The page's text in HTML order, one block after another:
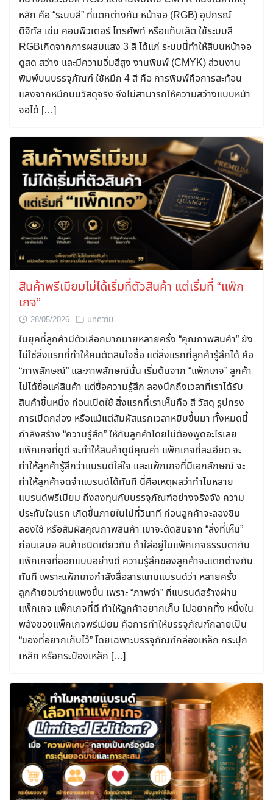
หลัก คือ “ระบบสี” ที่แตกต่างกัน หน้าจอ (RGB) อุปกรณ์
ดิจิทัล เช่น คอมพิวเตอร์ โทรศัพท์ หรือแท็บเล็ต ใช้ระบบสี
RGBเกิดจากการผสมแสง 3 สี ได้แก่ ระบบนี้ทำให้สีบนหน้าจอ
ดูสด สว่าง และมีความอิ่มสีสูง งานพิมพ์ (CMYK) ส่วนงาน
พิมพ์บนบรรจุภัณฑ์ ใช้หมึก 4 สี คือ การพิมพ์คือการสะท้อน
แสงจากหมึกบนวัสดุจริง จึงไม่สามารถให้ความสว่างแบบหน้า
จอได้ […]
สินค้าพรีเมียมไม่ได้เริ่มที่ตัวสินค้า แต่เริ่มที่ “แพ็ก
เกจ”
28/05/2026 บทความ
ในยุคที่ลูกค้ามีตัวเลือกมากมายหลายครั้ง “คุณภาพสินค้า” ยัง
ไม่ใช่สิ่งแรกที่ทำให้คนตัดสินใจซื้อ แต่สิ่งแรกที่ลูกค้ารู้สึกได้ คือ
“ภาพลักษณ์” และภาพลักษณ์นั้น เริ่มต้นจาก “แพ็กเกจ” ลูกค้า
ไม่ได้ซื้อแค่สินค้า แต่ซื้อความรู้สึก ลองนึกถึงเวลาที่เราได้รับ
สินค้าชิ้นหนึ่ง ก่อนเปิดใช้ สิ่งแรกที่เราเห็นคือ สี วัสดุ รูปทรง
การเปิดกล่อง หรือแม้แต่สัมผัสแรกเวลาหยิบขึ้นมา ทั้งหมดนี้
กำลังสร้าง “ความรู้สึก” ให้กับลูกค้าโดยไม่ต้องพูดอะไรเลย
แพ็กเกจที่ดูดี จะทำให้สินค้าดูมีคุณค่า แพ็กเกจที่ละเอียด จะ
ทำให้ลูกค้ารู้สึกว่าแบรนด์ใส่ใจ และแพ็กเกจที่มีเอกลักษณ์ จะ
ทำให้ลูกค้าจดจำแบรนด์ได้ทันที นี่คือเหตุผลว่าทำไมหลาย
แบรนด์พรีเมียม ถึงลงทุนกับบรรจุภัณฑ์อย่างจริงจัง ความ
ประทับใจแรก เกิดขึ้นภายในไม่กี่วินาที ก่อนลูกค้าจะลองชิม
ลองใช้ หรือสัมผัสคุณภาพสินค้า เขาจะตัดสินจาก “สิ่งที่เห็น”
ก่อนเสมอ สินค้าชนิดเดียวกัน ถ้าใส่อยู่ในแพ็กเกจธรรมดากับ
แพ็กเกจที่ออกแบบอย่างดี ความรู้สึกของลูกค้าจะแตกต่างกัน
ทันที เพราะแพ็กเกจกำลังสื่อสารแทนแบรนด์ว่า หลายครั้ง
ลูกค้ายอมจ่ายแพงขึ้น เพราะ “ภาพจำ” ที่แบรนด์สร้างผ่าน
แพ็กเกจ แพ็กเกจที่ดี ทำให้ลูกค้าอยากเก็บ ไม่อยากทิ้ง หนึ่งใน
พลังของแพ็กเกจพรีเมียม คือการทำให้บรรจุภัณฑ์กลายเป็น
“ของที่อยากเก็บไว้” โดยเฉพาะบรรจุภัณฑ์กล่องเหล็ก กระปุก
เหล็ก หรือกระป๋องเหล็ก […]